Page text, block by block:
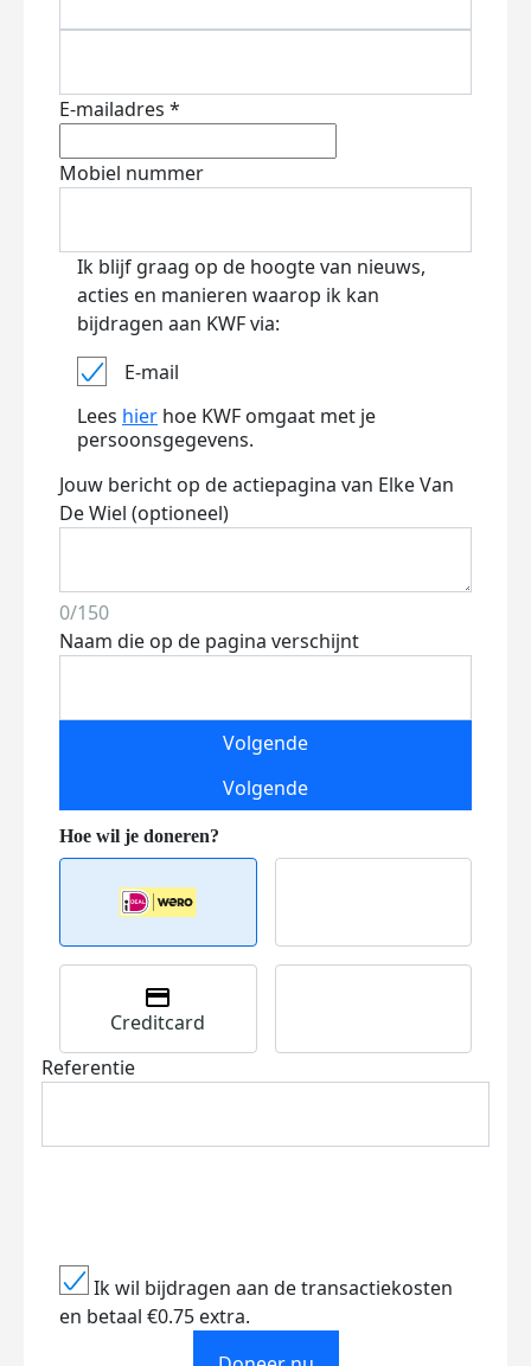
E-mailadres *
Mobiel nummer
Ik blijf graag op de hoogte van nieuws,
acties en manieren waarop ik kan
bijdragen aan KWF via:
E-mail
Lees hier hoe KWF omgaat met je
persoonsgegevens.
Jouw bericht op de actiepagina van Elke Van
De Wiel (optioneel)
0/150
Naam die op de pagina verschijnt
Volgende
Volgende
Creditcard
Referentie
Ik wil bijdragen aan de transactiekosten
en betaal €0.75 extra.